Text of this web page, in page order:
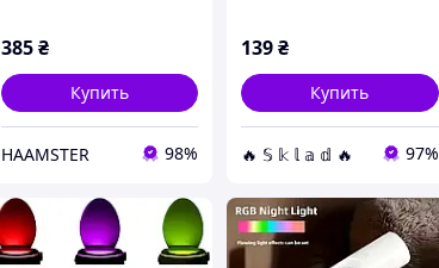
385₴
Купить
HAAMSTER 98%
крышки
139₴
Купить
🔥 𝕊 𝕜 𝕝 𝕒 𝕕 🔥 97%